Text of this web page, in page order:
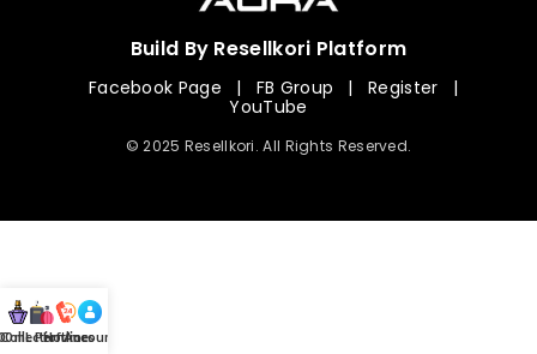
Build By Resellkori Platform
Facebook Page | FB Group | Register
|
YouTube
© 2025 Resellkori. All Rights Reserved.
mL Perfumes
Hotline
Account